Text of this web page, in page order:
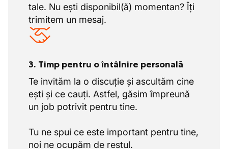
tale. Nu ești disponibil(ă) momentan? Îți
trimitem un mesaj.
3. Timp pentru o întâlnire personală
Te invităm la o discuție și ascultăm cine
ești și ce cauți. Astfel, găsim împreună
un job potrivit pentru tine.
Tu ne spui ce este important pentru tine,